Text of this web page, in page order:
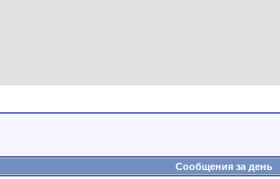
Сообщения за день